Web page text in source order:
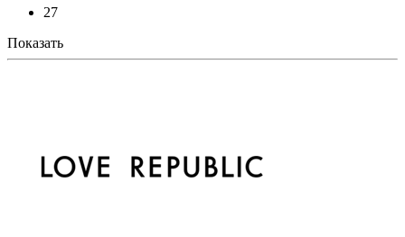
27
Показать